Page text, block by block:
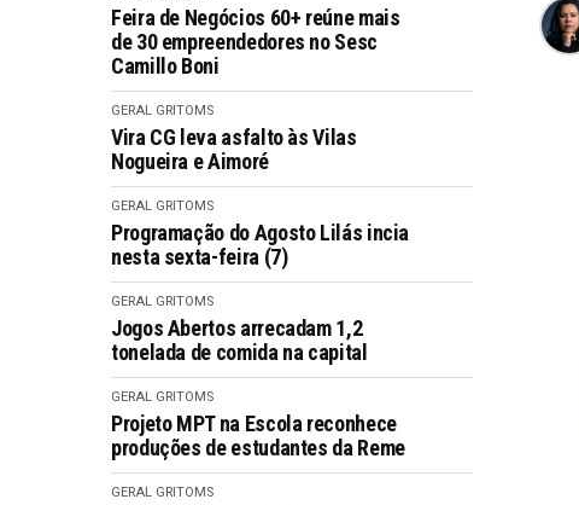
Feira de Negócios 60+ reúne mais
de 30 empreendedores no Sesc
Camillo Boni
GERAL GRITOMS
Vira CG leva asfalto às Vilas
Nogueira e Aimoré
GERAL GRITOMS
Programação do Agosto Lilás incia
nesta sexta-feira (7)
GERAL GRITOMS
Jogos Abertos arrecadam 1,2
tonelada de comida na capital
GERAL GRITOMS
Projeto MPT na Escola reconhece
produções de estudantes da Reme
GERAL GRITOMS